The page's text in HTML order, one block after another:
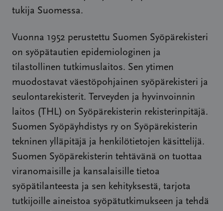
tukija Suomessa.
Vuonna 1952 perustettu Suomen Syöpärekisteri
on syöpätautien epidemiologinen ja
tilastollinen tutkimuslaitos. Sen ytimen
muodostavat väestöpohjainen syöpärekisteri ja
seulontarekisterit. Terveyden ja hyvinvoinnin
laitos (THL) on Syöpärekisterin rekisterinpitäjä.
Suomen Syöpäyhdistys ry on Syöpärekisterin
tekninen ylläpitäjä ja henkilötietojen käsittelijä.
Suomen Syöpärekisterin tehtävänä on tuottaa
viranomaisille ja kansalaisille tietoa
syöpätilanteesta ja sen kehityksestä, tarjota
tutkijoille aineistoa syöpätutkimukseen ja tehdä